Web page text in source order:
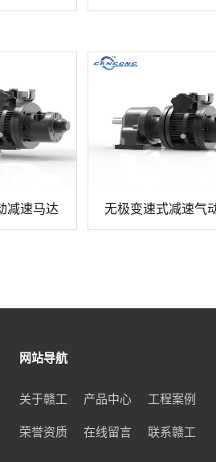
减速马达 无极变速式减速气
网站导航
关于赣工 产品中心 工程案例
荣誉资质 在线留言 联系赣工